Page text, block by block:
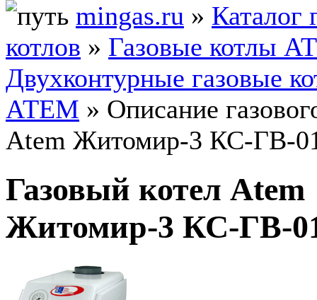
mingas.ru » Каталог
котлов » Газовые котлы
Двухконтурные газовые
АТЕМ » Описание
Atem Житомир-3 КС-ГВ-
Газовый котел Atem
Житомир-3 КС-ГВ-